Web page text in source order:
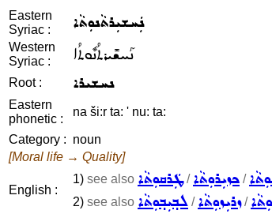
Eastern
Syriac :
ܢܲܚܫܝܼܪܬܵܢܘܼܬܵܐ
Western
Syriac :
ܢܰܚܫܺܝܪܬܳܢܽܘܬܳܐ
Root : ܢܚܫܝܪܐ
Eastern
phonetic :
na ši:r ta: ' nu: ta:
Category : noun
[Moral life → Quality]
English :
1) see also ܛܲܪܩܘܼܬܵܐ/ܟܙܝܼܪܘܼܬܵܐ /
2) see also ܠܒ݂ܝܼܒ݂ܘܼܬܵܐ /ܙܪܝܼܙܘܼܬܵܐ/